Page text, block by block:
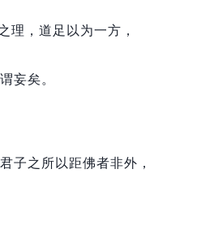
理， 道足以为一方，
妄矣。
子之所以距佛者非外，